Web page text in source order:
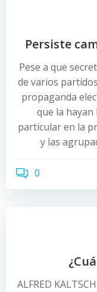
Persiste
Pese a que
de varios
propaganda
que la hayan
particular en la
y las
0
ALFRED